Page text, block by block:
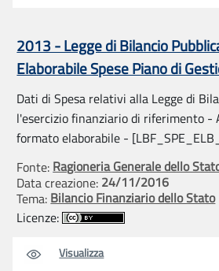
2013 - Legge di Bilancio
Elaborabile Spese Piano di
Dati di Spesa relativi alla Legge di
l'esercizio finanziario di riferimento -
formato elaborabile -
Fonte: Ragioneria Generale dello
Data creazione: 24/11/2016
Tema: Bilancio Finanziario dello Stato
Licenze:
Visualizza